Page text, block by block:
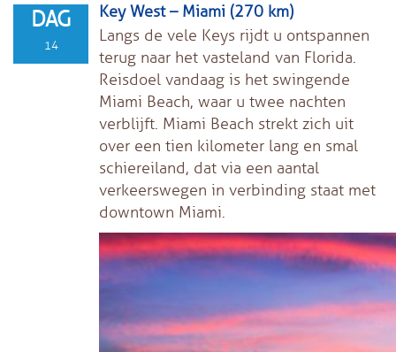
DAG
14
Key West – Miami (270 km)
Langs de vele Keys rijdt u ontspannen
terug naar het vasteland van Florida.
Reisdoel vandaag is het swingende
Miami Beach, waar u twee nachten
verblijft. Miami Beach strekt zich uit
over een tien kilometer lang en smal
schiereiland, dat via een aantal
verkeerswegen in verbinding staat met
downtown Miami.